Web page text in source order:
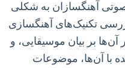
آهنگسازان به شکلی
تکنیک‌های آهنگسازی
آن‌ها بر بیان موسیقایی، و
با آن‌ها، موضوعات